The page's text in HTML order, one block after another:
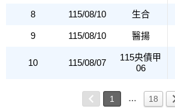
8 115/08/10 生合
9 115/08/10 醫揚
10 115/08/07
115央債甲
06
1 … 18